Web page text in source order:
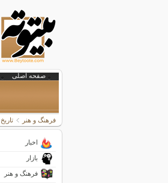
صفحه اصلی
فرهنگ و هنر
اخبار
بازار
فرهنگ و هنر